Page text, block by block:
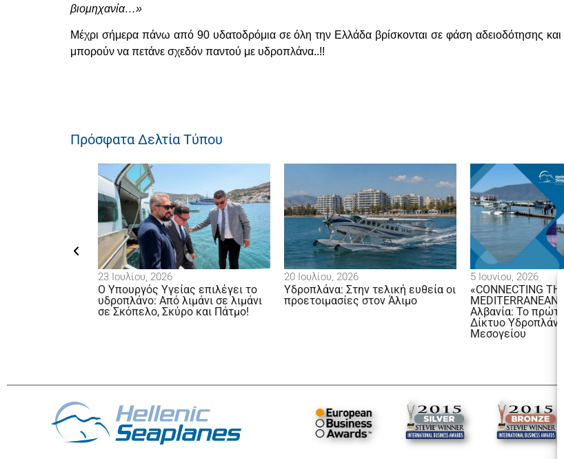
βιομηχανία…»
Μέχρι σήμερα πάνω από 90 υδατοδρόμια σε όλη την Ελλάδα βρίσκονται σε φάση αδειοδότησης
μπορούν να πετάνε σχεδόν παντού με υδροπλάνα..!!
Πρόσφατα Δελτία Τύπου
23 Ιουλίου, 2026
Ο Υπουργός Υγείας επιλέγει το
υδροπλάνο: Από λιμάνι σε λιμάνι
σε Σκόπελο, Σκύρο και Πάτμο!
20 Ιουλίου, 2026
Υδροπλάνα: Στην τελική ευθεία οι
προετοιμασίες στον Άλιμο
5 Ιουνίου, 2026
«CONNECTING THE
MEDITERRANEAN»
Αλβανία: Το πρώτο
Δίκτυο Υδροπλάνων
Μεσογείου